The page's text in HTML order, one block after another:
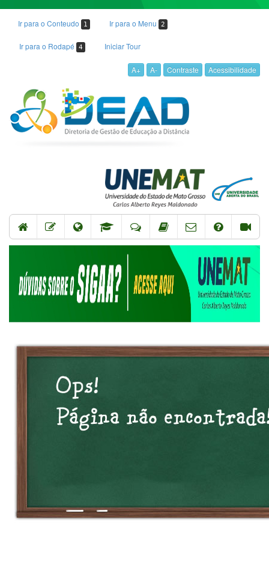
Ir para o Conteudo 1 Ir para o Menu 2
Ir para o Rodapé 4 Iniciar Tour
A+ A- Contraste Acessibilidade